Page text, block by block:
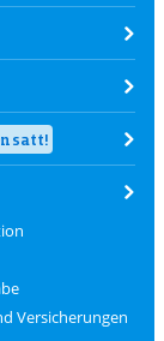
satt!
Versicherungen